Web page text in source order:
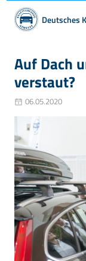
Deutsches
Auf Dach
verstaut?
06.05.2020